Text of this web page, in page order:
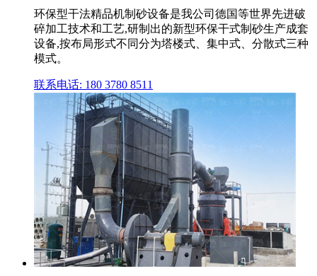
环保型干法精品机制砂设备是我公司德国等世界先进破
碎加工技术和工艺,研制出的新型环保干式制砂生产成套
设备,按布局形式不同分为塔楼式、集中式、分散式三种
模式。
联系电话: 180 3780 8511